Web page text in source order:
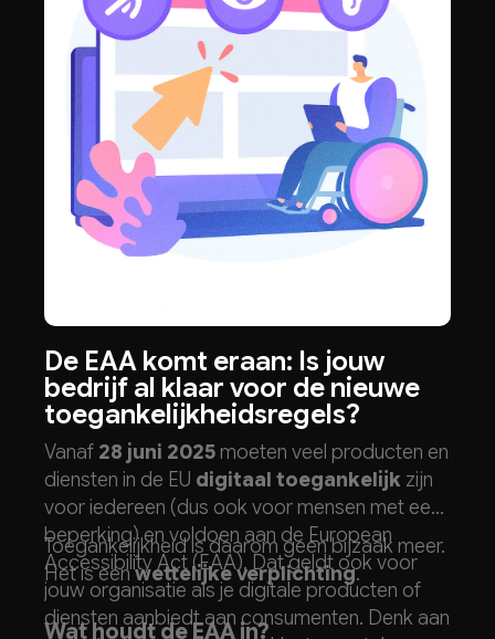
De EAA komt eraan: Is jouw
bedrijf al klaar voor de nieuwe
toegankelijkheidsregels?
Vanaf 28 juni 2025 moeten veel producten en
diensten in de EU digitaal toegankelijk zijn
voor iedereen (dus ook voor mensen met een
beperking) en voldoen aan de European
Accessibility Act (EAA). Dat geldt ook voor
jouw organisatie als je digitale producten of
diensten aanbiedt aan consumenten. Denk aan
Toegankelijkheid is daarom geen bijzaak meer.
Het is eenwettelijke verplichting.
Wat houdt de EAA in?